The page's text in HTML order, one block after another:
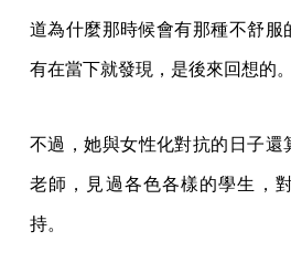
道為什麼那時候會有那種不舒服
有在當下就發現，是後來回想的。
不過，她與女性化對抗的日子還
老師，見過各色各樣的學生，
持。